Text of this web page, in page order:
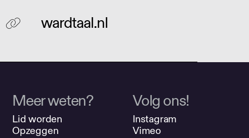
wardtaal.nl
Meer weten?
Lid worden
Opzeggen
Volg ons!
Instagram
Vimeo